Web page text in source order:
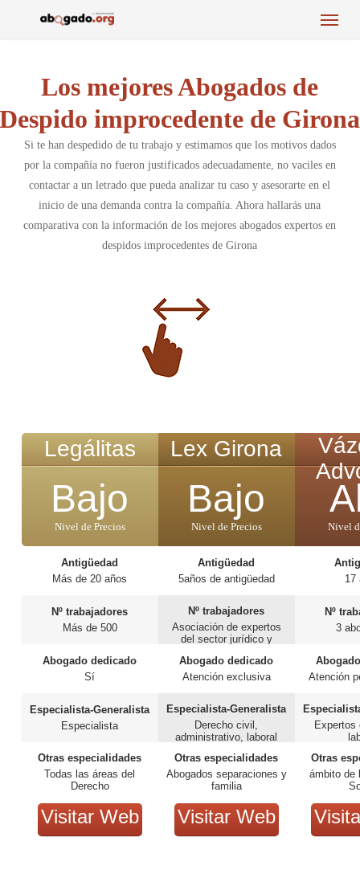
Menu
Los mejores Abogados de
Despido improcedente de Girona
Si te han despedido de tu trabajo y estimamos que los motivos dados
por la compañía no fueron justificados adecuadamente, no vaciles en
contactar a un letrado que pueda analizar tu caso y asesorarte en el
inicio de una demanda contra la compañía. Ahora hallarás una
comparativa con la información de los mejores abogados expertos en
despidos improcedentes de Girona
Legálitas
Bajo
Nivel de Precios
Antigüedad
Más de 20 años
Nº trabajadores
Más de 500
Abogado dedicado
Sí
Especialista-Generalista
Especialista
Otras especialidades
Todas las áreas del
Derecho
Visitar Web
Lex Girona
Bajo
Nivel de Precios
Antigüedad
5años de antigüedad
Nº trabajadores
Asociación de expertos
del sector jurídico y
Abogado dedicado
Atención exclusiva
Especialista-Generalista
Derecho civil,
administrativo, laboral
Otras especialidades
Abogados separaciones y
familia
Visitar Web
Nivel
17
Nº
3
Atención
Expertos
Otras
ámbito de